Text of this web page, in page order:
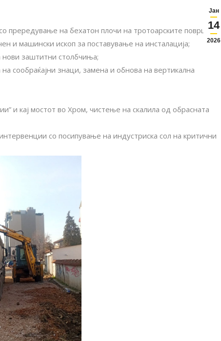
Јан
14
2026
прередување на бехатон плочи на тротоарските површини;
и машински ископ за поставување на инсталација;
нови заштитни столбчиња;
сообраќајни знаци, замена и обнова на вертикална
и кај мостот во Хром, чистење на скалила од обрасната
со посипување на индустриска сол на критични